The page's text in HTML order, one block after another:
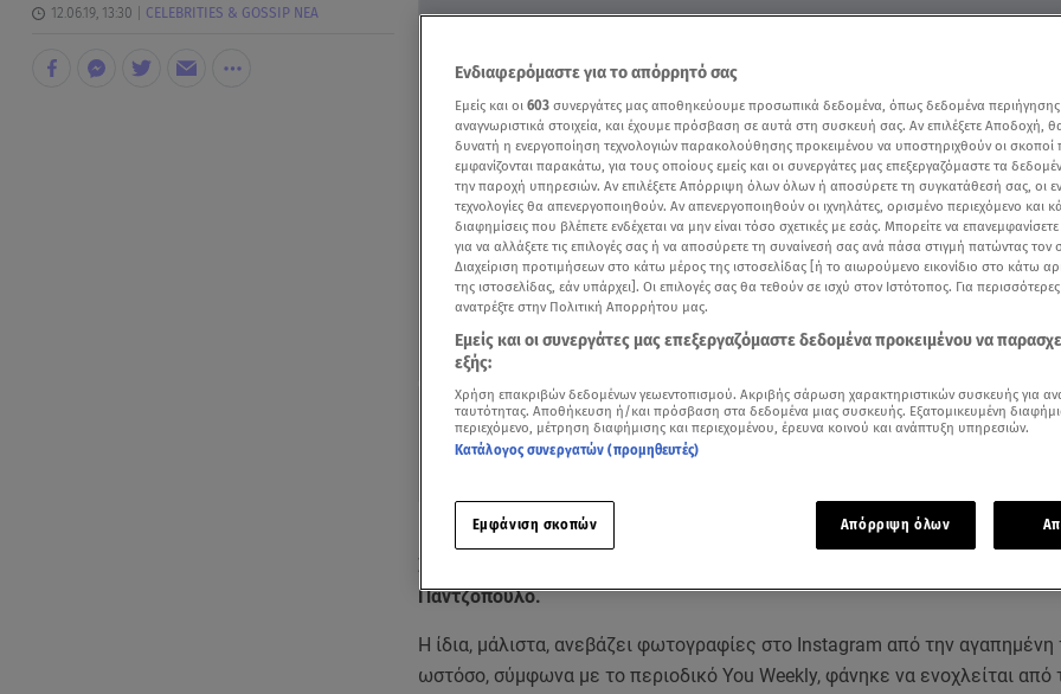
12.06.19, 13:30 CELEBRITIES & GOSSIP ΝΕΑ
Δείτε περισσότερα άρθρα μας στα αποτελέσματα αναζήτησης
Η Ελένη Μενεγάκη από τότε που άνοιξε ο καιρός βρίσκεται σχεδόν κάθε
Σαββατοκύριακο στην Άνδρο για να είναι μαζί με τον αγαπημένο της, Μάκη
Παντζόπουλο.
Η ίδια, μάλιστα, ανεβάζει φωτογραφίες στο Instagram από την αγαπημένη
ωστόσο, σύμφωνα με το περιοδικό You Weekly, φάνηκε να ενοχλείται από
Ενδιαφερόμαστε για το απόρρητό σας
Εμείς και οι 603 συνεργάτες μας αποθηκεύουμε προσωπικά δεδομένα, όπως δεδομένα
αναγνωριστικά στοιχεία, και έχουμε πρόσβαση σε αυτά στη συσκευή σας. Αν επιλέξετε Αποδοχή,
δυνατή η ενεργοποίηση τεχνολογιών παρακολούθησης προκειμένου να υποστηριχθούν οι σκοποί
εμφανίζονται παρακάτω, για τους οποίους εμείς και οι συνεργάτες μας επεξεργαζόμαστε τα
την παροχή υπηρεσιών. Αν επιλέξετε Απόρριψη όλων όλων ή αποσύρετε τη συγκατάθεσή σας, οι
τεχνολογίες θα απενεργοποιηθούν. Αν απενεργοποιηθούν οι ιχνηλάτες, ορισμένο περιεχόμενο και
διαφημίσεις που βλέπετε ενδέχεται να μην είναι τόσο σχετικές με εσάς. Μπορείτε να
για να αλλάξετε τις επιλογές σας ή να αποσύρετε τη συναίνεσή σας ανά πάσα στιγμή πατώντας τον
Διαχείριση προτιμήσεων στο κάτω μέρος της ιστοσελίδας [ή το αιωρούμενο εικονίδιο στο κάτω
της ιστοσελίδας, εάν υπάρχει]. Οι επιλογές σας θα τεθούν σε ισχύ στον Ιστότοπος. Για
ανατρέξτε στην Πολιτική Απορρήτου μας.
Εμείς και οι συνεργάτες μας επεξεργαζόμαστε δεδομένα προκειμένου να
εξής:
Χρήση επακριβών δεδομένων γεωεντοπισμού. Ακριβής σάρωση χαρακτηριστικών συσκευής για
ταυτότητας. Αποθήκευση ή/και πρόσβαση στα δεδομένα μιας συσκευής. Εξατομικευμένη
περιεχόμενο, μέτρηση διαφήμισης και περιεχομένου, έρευνα κοινού και ανάπτυξη υπηρεσιών.
Κατάλογος συνεργατών (προμηθευτές)
Εμφάνιση σκοπών Απόρριψη όλων